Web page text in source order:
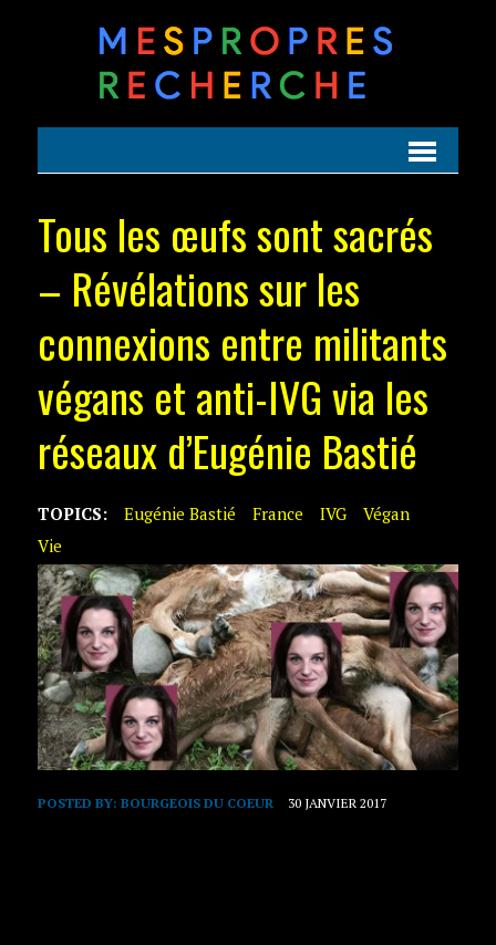
Tous les œufs sont sacrés
– Révélations sur les
connexions entre militants
végans et anti-IVG via les
réseaux d’Eugénie Bastié
TOPICS: Eugénie Bastié France IVG
Végan
Vie
POSTED BY: BOURGEOIS DU COEUR 30 JANVIER 2017